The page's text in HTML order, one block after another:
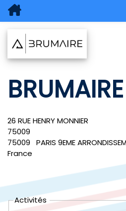
BRUMAIRE
26 RUE HENRY MONNIER
75009
75009
PARIS 9EME
France
Activités